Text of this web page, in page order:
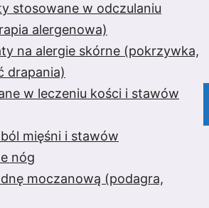
stosowane w odczulaniu
alergenowa)
na alergie skórne (pokrzywka,
drapania)
w leczeniu kości i stawów
mięśni i stawów
nóg
moczanową (podagra,